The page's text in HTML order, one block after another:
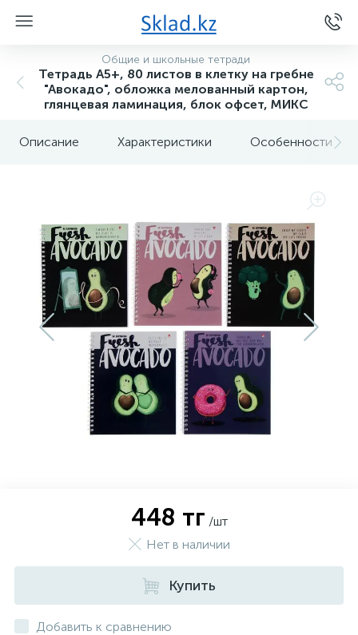
Общие и школьные тетради
Тетрадь А5+, 80 листов в клетку на гребне
"Авокадо", обложка мелованный картон,
глянцевая ламинация, блок офсет, МИКС
Описание Характеристики Особенности
448 тг /шт
Нет в наличии
Купить
Добавить к сравнению